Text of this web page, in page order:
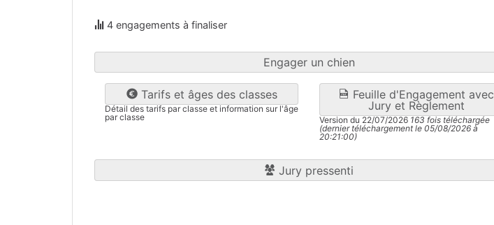
4 engagements à finaliser
Engager un chien
Tarifs et âges des classes
Détail des tarifs par classe et information sur l'âge
par classe
Feuille d'Engagement avec
Jury et Règlement
Version du 22/07/2026 163 fois téléchargée
(dernier téléchargement le 05/08/2026 à
20:21:00)
Jury pressenti